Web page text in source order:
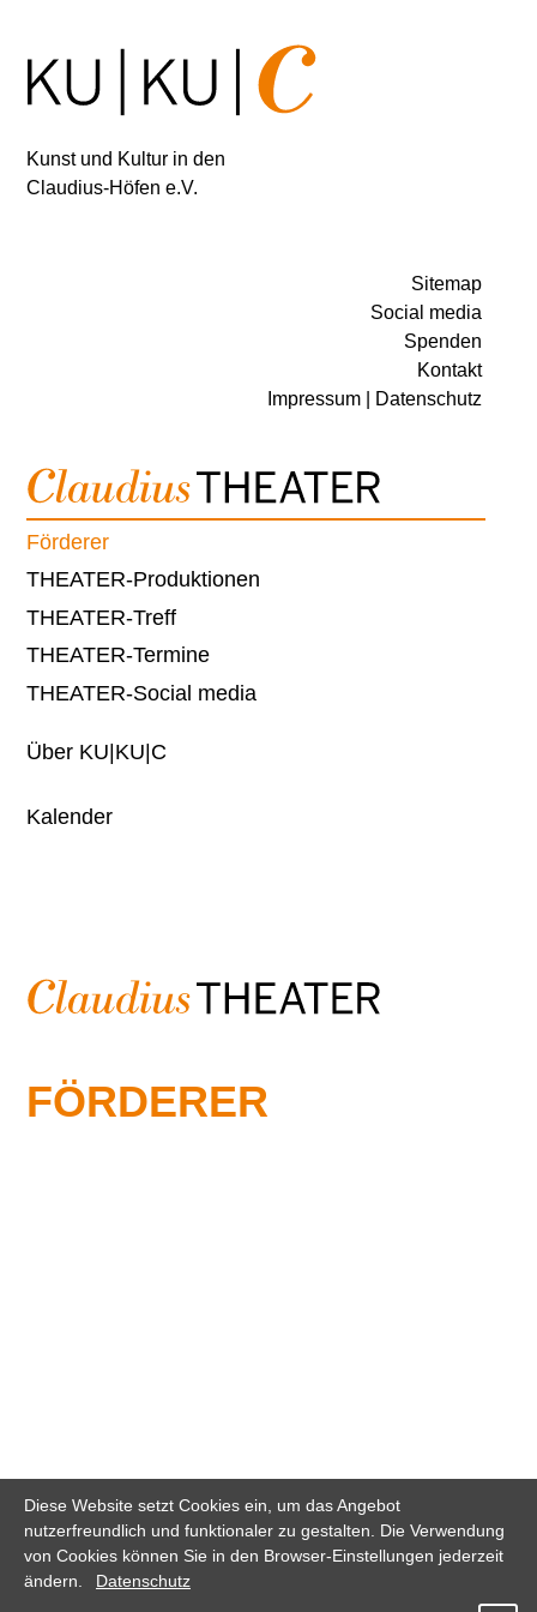
Kunst und Kultur in den
Claudius‑Höfen e.V.
Sitemap
Social media
Spenden
Kontakt
Impressum | Datenschutz
Förderer
THEATER-Produktionen
THEATER-Treff
THEATER-Termine
THEATER-Social media
Über KU|KU|C
Kalender
FÖRDERER
Diese Website setzt Cookies ein, um das Angebot
nutzerfreundlich und funktionaler zu gestalten. Die Verwendung
von Cookies können Sie in den Browser-Einstellungen jederzeit
ändern.
Datenschutz